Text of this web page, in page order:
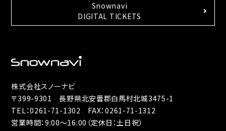
Snownavi
DIGITAL TICKETS
株式会社スノーナビ
〒399-9301 長野県北安曇郡白馬村北城3475-1
TEL：0261-71-1302 FAX：0261-71-1312
営業時間：9:00～16:00（定休日：土日祝）